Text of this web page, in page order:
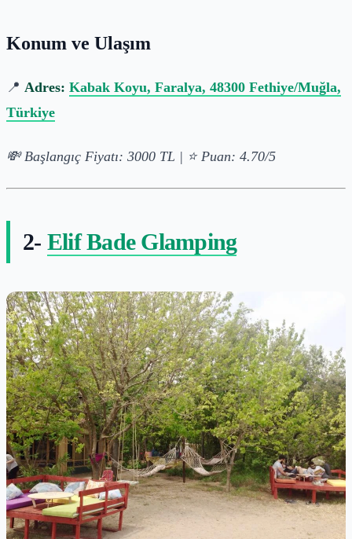
Konum ve Ulaşım
📍 Adres: Kabak Koyu, Faralya, 48300 Fethiye/Muğla,
Türkiye
💸 Başlangıç Fiyatı: 3000 TL | ⭐ Puan: 4.70/5
2- Elif Bade Glamping